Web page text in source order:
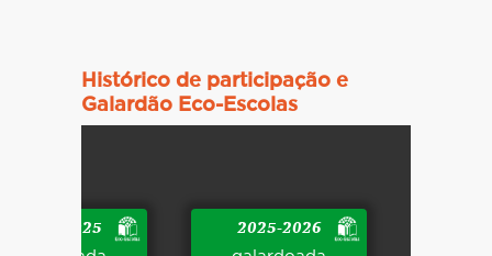
Histórico de participação e
Galardão Eco-Escolas
2024-2025
2025-2026